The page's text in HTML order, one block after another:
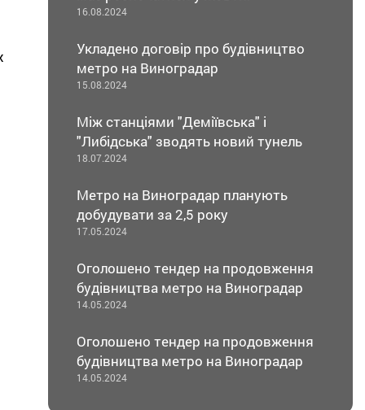
16.08.2024
Укладено договір про будівництво
метро на Виноградар
15.08.2024
Між станціями "Деміївська" і
"Либідська" зводять новий тунель
18.07.2024
Метро на Виноградар планують
добудувати за 2,5 року
17.05.2024
Оголошено тендер на продовження
будівництва метро на Виноградар
14.05.2024
Оголошено тендер на продовження
будівництва метро на Виноградар
14.05.2024